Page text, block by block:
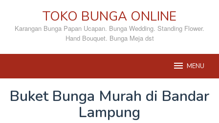
konten
TOKO BUNGA ONLINE
Karangan Bunga Papan Ucapan. Bunga Wedding. Standing Flower.
Hand Bouquet. Bunga Meja dst
MENU
Buket Bunga Murah di Bandar
Lampung